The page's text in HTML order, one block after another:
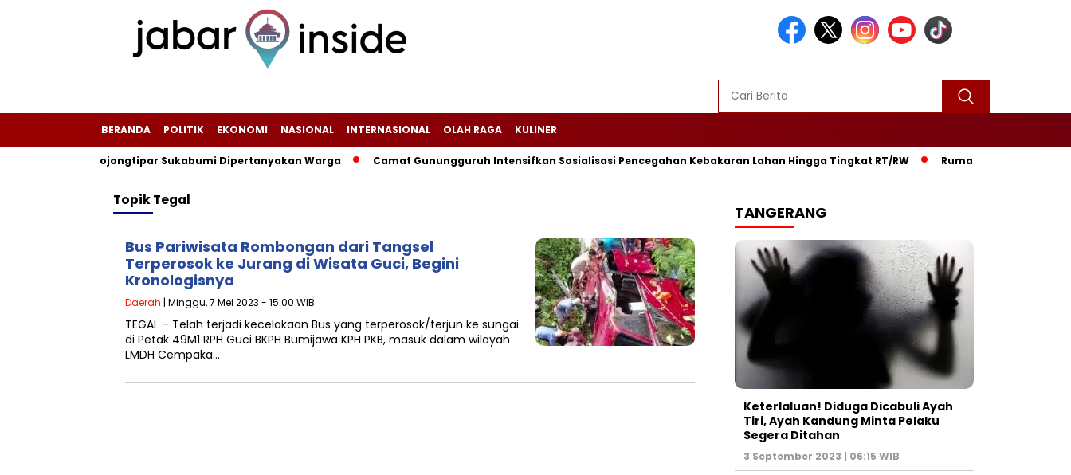
BERANDA POLITIK EKONOMI NASIONAL INTERNASIONAL OLAH RAGA KULINER
Bojongtipar Sukabumi Dipertanyakan Warga ‎‎Camat Gunungguruh Intensifkan Sosialisasi Pencegahan Kebakaran Lahan Hingga Tingkat RT/RW‎ ‎Rumah Warga di
TopikTegal
Bus Pariwisata Rombongan dari Tangsel
Terperosok ke Jurang di Wisata Guci, Begini
Kronologisnya
Daerah | Minggu, 7 Mei 2023 - 15:00 WIB
TEGAL – Telah terjadi kecelakaan Bus yang terperosok/terjun ke sungai
di Petak 49M1 RPH Guci BKPH Bumijawa KPH PKB, masuk dalam wilayah
LMDH Cempaka…
TANGERANG
Keterlaluan! Diduga Dicabuli Ayah
Tiri, Ayah Kandung Minta Pelaku
Segera Ditahan
3 September 2023 | 06:15 WIB